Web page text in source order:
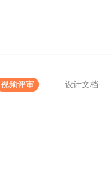
视频评审 设计文档